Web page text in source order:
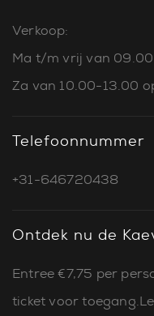
Verkoop:
Ma t/m vrij van
Za van 10.00-13.00
Telefoonnummer
+31-646720438
Ontdek nu de
Entree €7,75 per
ticket voor